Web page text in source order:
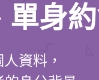
身
資料，